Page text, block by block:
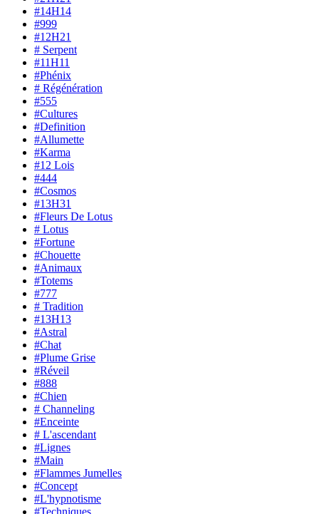
#14H14
#999
#12H21
# Serpent
#11H11
#Phénix
# Régénération
#555
#Cultures
#Definition
#Allumette
#Karma
#12 Lois
#444
#Cosmos
#13H31
#Fleurs De Lotus
# Lotus
#Fortune
#Chouette
#Animaux
#Totems
#777
# Tradition
#13H13
#Astral
#Chat
#Plume Grise
#Réveil
#888
#Chien
# Channeling
#Enceinte
# L'ascendant
#Lignes
#Main
#Flammes Jumelles
#Concept
#L'hypnotisme
#Techniques